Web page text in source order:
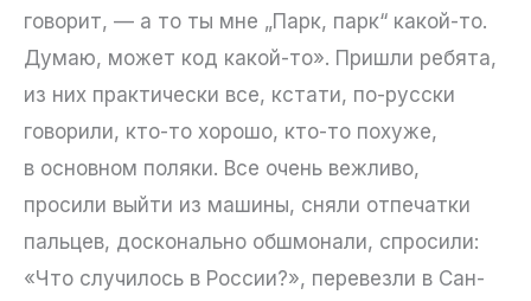
говорит, — а то ты мне „Парк, парк“ какой-то.
Думаю, может код какой-то». Пришли ребята,
из них практически все, кстати, по-русски
говорили, кто-то хорошо, кто-то похуже,
в основном поляки. Все очень вежливо,
просили выйти из машины, сняли отпечатки
пальцев, досконально обшмонали, спросили:
«Что случилось в России?», перевезли в Сан-